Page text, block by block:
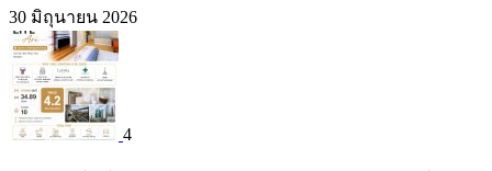
30 มิถุนายน 2026
4